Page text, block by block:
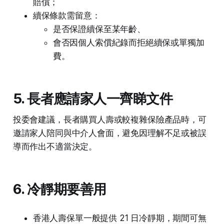
賠償；
續保條款需留意：
是否保證續保至某年齡、
會否因個人索償紀錄而拒絕續保或單獨加
費。
5. 長者應請家人一齊睇文件
投委會建議，長者購買人壽或較複雜保險產品時，可
邀請家人陪同與中介人會面，避免因理解不足或被誤
導而作出不適當決定。
6. 冷靜期要善用
香港人壽保單一般提供 21 日冷靜期，期間可無